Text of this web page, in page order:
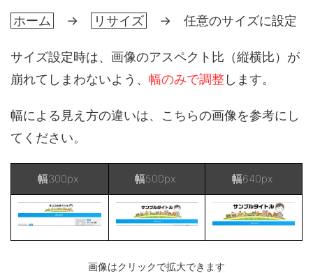
ホーム → リサイズ → 任意のサイズに設定
サイズ設定時は、画像のアスペクト比（縦横比）が
崩れてしまわないよう、 幅のみで調整します。
幅による見え方の違いは、こちらの画像を参考にし
てください。
幅300px 幅500px 幅640px
画像はクリックで拡大できます